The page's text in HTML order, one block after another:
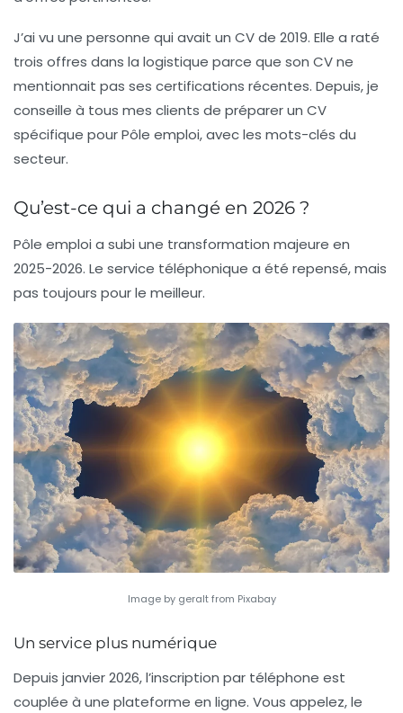
J’ai vu une personne qui avait un CV de 2019. Elle a raté
trois offres dans la logistique parce que son CV ne
mentionnait pas ses certifications récentes. Depuis, je
conseille à tous mes clients de préparer un CV
spécifique pour Pôle emploi, avec les mots-clés du
secteur.
Qu’est-ce qui a changé en 2026 ?
Pôle emploi a subi une transformation majeure en
2025-2026. Le service téléphonique a été repensé, mais
pas toujours pour le meilleur.
Image by geralt from Pixabay
Un service plus numérique
Depuis janvier 2026, l’inscription par téléphone est
couplée à une plateforme en ligne. Vous appelez, le